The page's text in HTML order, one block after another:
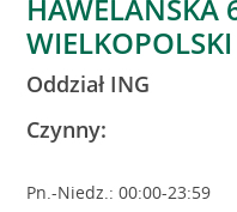
HAWELAŃSKA
WIELKOPOLSKI
Oddział ING
Czynny:
Pn.-Niedz.: 00:00-23:59